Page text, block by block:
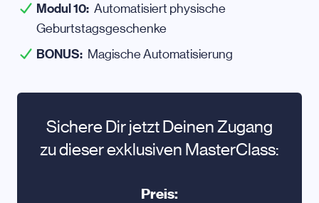
Modul 10: Automatisiert physische
Geburtstagsgeschenke
BONUS: Magische Automatisierung
Sichere Dir jetzt Deinen Zugang
zu dieser exklusiven MasterClass:
Preis: